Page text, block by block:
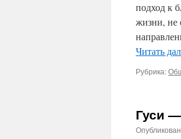
подход к
жизни, не
Читать
Рубрика:
Гуси